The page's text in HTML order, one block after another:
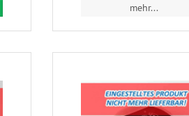
mehr...